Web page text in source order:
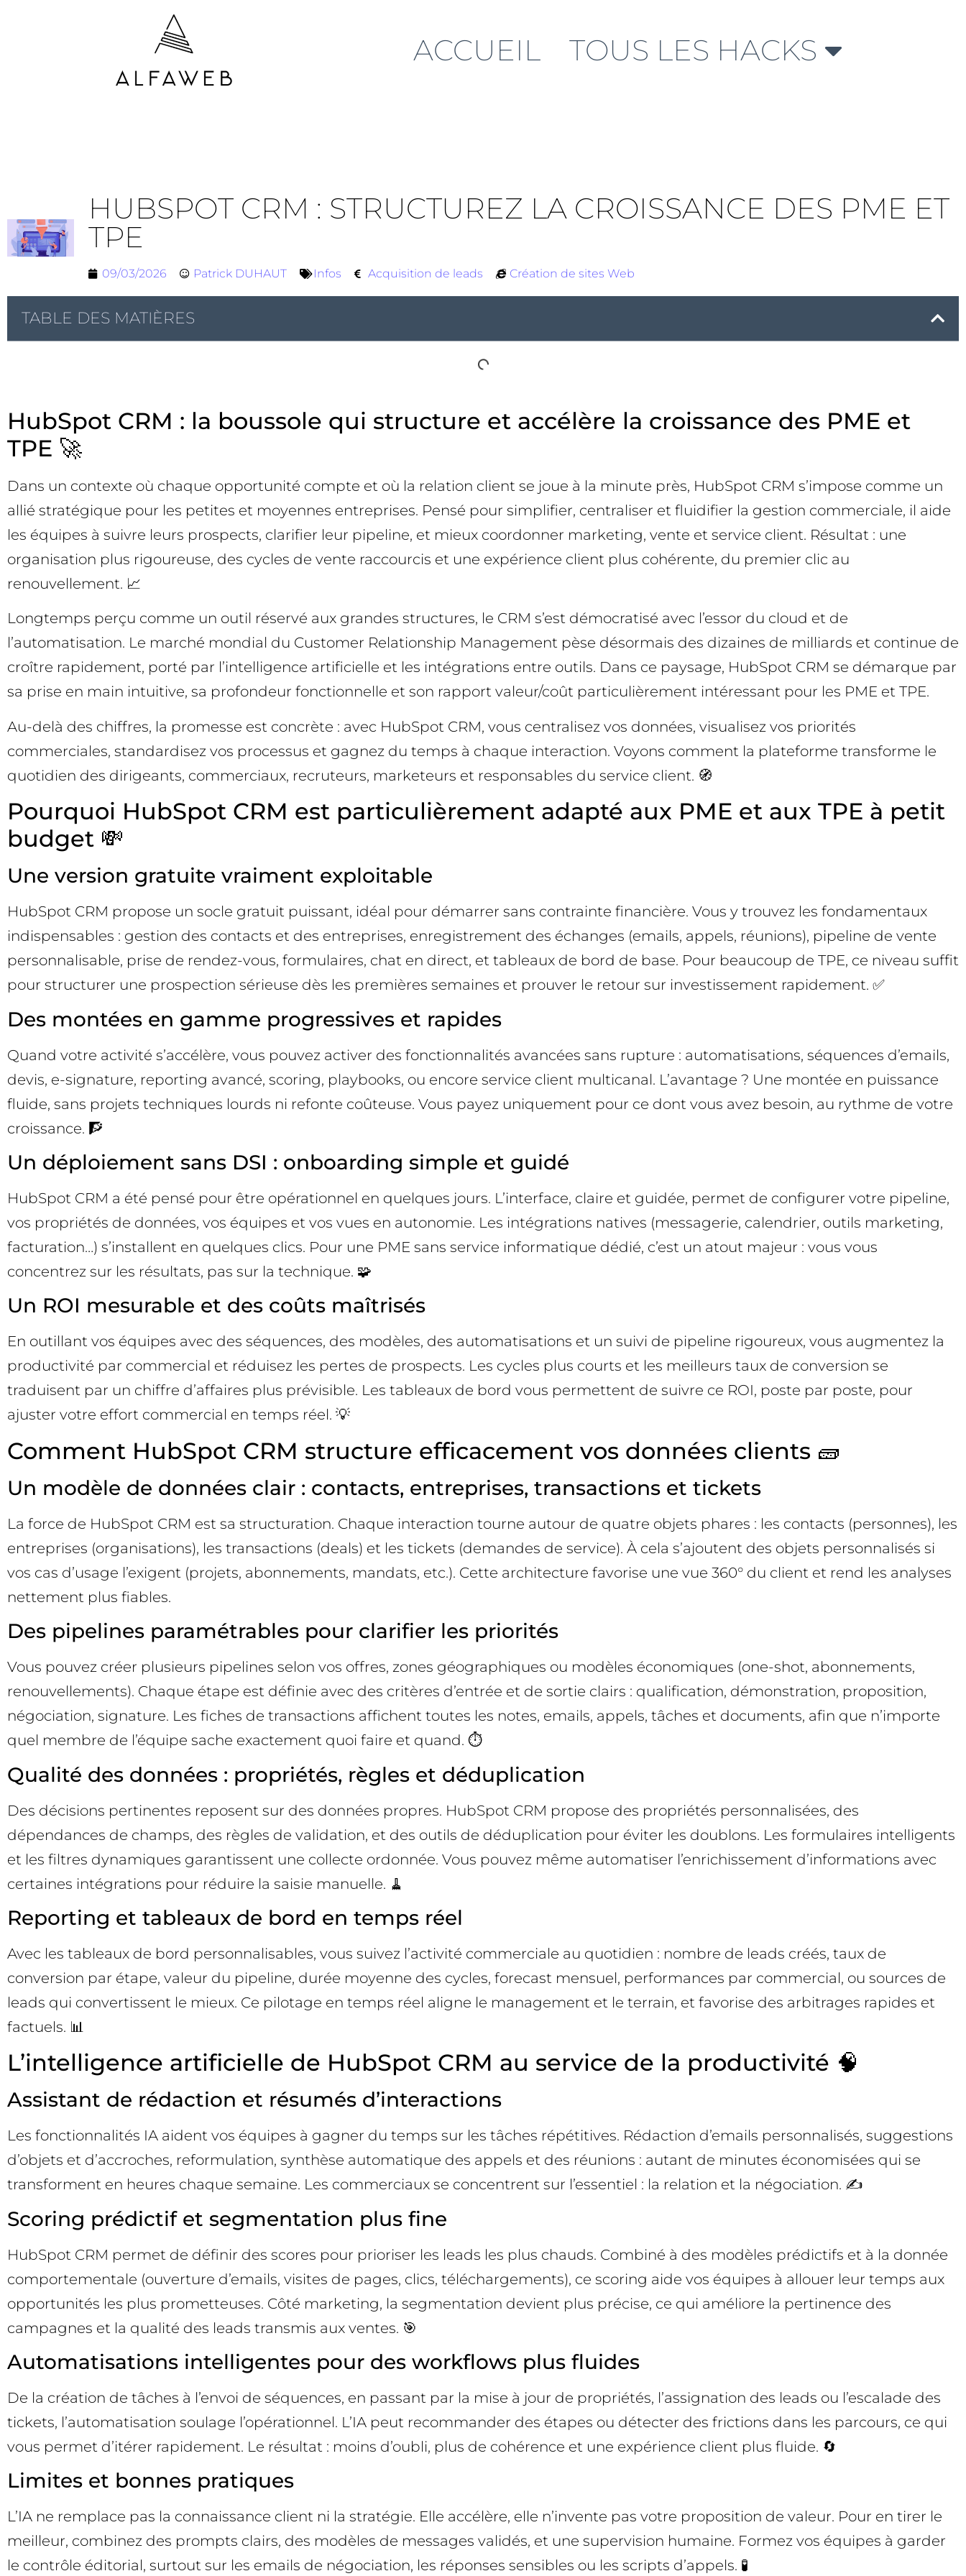
ACCUEIL TOUS LES HACKS
HUBSPOT CRM : STRUCTUREZ LA CROISSANCE DES PME ET
TPE
09/03/2026 Patrick DUHAUT Infos Acquisition de leads Création de sites Web
TABLE DES MATIÈRES
HubSpot CRM : la boussole qui structure et accélère la croissance des PME et
TPE 🚀
Dans un contexte où chaque opportunité compte et où la relation client se joue à la minute près, HubSpot CRM s’impose comme un
allié stratégique pour les petites et moyennes entreprises. Pensé pour simplifier, centraliser et fluidifier la gestion commerciale, il aide
les équipes à suivre leurs prospects, clarifier leur pipeline, et mieux coordonner marketing, vente et service client. Résultat : une
organisation plus rigoureuse, des cycles de vente raccourcis et une expérience client plus cohérente, du premier clic au
renouvellement. 📈
Longtemps perçu comme un outil réservé aux grandes structures, le CRM s’est démocratisé avec l’essor du cloud et de
l’automatisation. Le marché mondial du Customer Relationship Management pèse désormais des dizaines de milliards et continue de
croître rapidement, porté par l’intelligence artificielle et les intégrations entre outils. Dans ce paysage, HubSpot CRM se démarque par
sa prise en main intuitive, sa profondeur fonctionnelle et son rapport valeur/coût particulièrement intéressant pour les PME et TPE.
Au-delà des chiffres, la promesse est concrète : avec HubSpot CRM, vous centralisez vos données, visualisez vos priorités
commerciales, standardisez vos processus et gagnez du temps à chaque interaction. Voyons comment la plateforme transforme le
quotidien des dirigeants, commerciaux, recruteurs, marketeurs et responsables du service client. 🧭
Pourquoi HubSpot CRM est particulièrement adapté aux PME et aux TPE à petit
budget 💸
Une version gratuite vraiment exploitable
HubSpot CRM propose un socle gratuit puissant, idéal pour démarrer sans contrainte financière. Vous y trouvez les fondamentaux
indispensables : gestion des contacts et des entreprises, enregistrement des échanges (emails, appels, réunions), pipeline de vente
personnalisable, prise de rendez-vous, formulaires, chat en direct, et tableaux de bord de base. Pour beaucoup de TPE, ce niveau suffit
pour structurer une prospection sérieuse dès les premières semaines et prouver le retour sur investissement rapidement. ✅
Des montées en gamme progressives et rapides
Quand votre activité s’accélère, vous pouvez activer des fonctionnalités avancées sans rupture : automatisations, séquences d’emails,
devis, e-signature, reporting avancé, scoring, playbooks, ou encore service client multicanal. L’avantage ? Une montée en puissance
fluide, sans projets techniques lourds ni refonte coûteuse. Vous payez uniquement pour ce dont vous avez besoin, au rythme de votre
croissance. 🧗
Un déploiement sans DSI : onboarding simple et guidé
HubSpot CRM a été pensé pour être opérationnel en quelques jours. L’interface, claire et guidée, permet de configurer votre pipeline,
vos propriétés de données, vos équipes et vos vues en autonomie. Les intégrations natives (messagerie, calendrier, outils marketing,
facturation…) s’installent en quelques clics. Pour une PME sans service informatique dédié, c’est un atout majeur : vous vous
concentrez sur les résultats, pas sur la technique. 🧩
Un ROI mesurable et des coûts maîtrisés
En outillant vos équipes avec des séquences, des modèles, des automatisations et un suivi de pipeline rigoureux, vous augmentez la
productivité par commercial et réduisez les pertes de prospects. Les cycles plus courts et les meilleurs taux de conversion se
traduisent par un chiffre d’affaires plus prévisible. Les tableaux de bord vous permettent de suivre ce ROI, poste par poste, pour
ajuster votre effort commercial en temps réel. 💡
Comment HubSpot CRM structure efficacement vos données clients 🧱
Un modèle de données clair : contacts, entreprises, transactions et tickets
La force de HubSpot CRM est sa structuration. Chaque interaction tourne autour de quatre objets phares : les contacts (personnes), les
entreprises (organisations), les transactions (deals) et les tickets (demandes de service). À cela s’ajoutent des objets personnalisés si
vos cas d’usage l’exigent (projets, abonnements, mandats, etc.). Cette architecture favorise une vue 360° du client et rend les analyses
nettement plus fiables.
Des pipelines paramétrables pour clarifier les priorités
Vous pouvez créer plusieurs pipelines selon vos offres, zones géographiques ou modèles économiques (one-shot, abonnements,
renouvellements). Chaque étape est définie avec des critères d’entrée et de sortie clairs : qualification, démonstration, proposition,
négociation, signature. Les fiches de transactions affichent toutes les notes, emails, appels, tâches et documents, afin que n’importe
quel membre de l’équipe sache exactement quoi faire et quand. ⏱️
Qualité des données : propriétés, règles et déduplication
Des décisions pertinentes reposent sur des données propres. HubSpot CRM propose des propriétés personnalisées, des
dépendances de champs, des règles de validation, et des outils de déduplication pour éviter les doublons. Les formulaires intelligents
et les filtres dynamiques garantissent une collecte ordonnée. Vous pouvez même automatiser l’enrichissement d’informations avec
certaines intégrations pour réduire la saisie manuelle. 🧹
Reporting et tableaux de bord en temps réel
Avec les tableaux de bord personnalisables, vous suivez l’activité commerciale au quotidien : nombre de leads créés, taux de
conversion par étape, valeur du pipeline, durée moyenne des cycles, forecast mensuel, performances par commercial, ou sources de
leads qui convertissent le mieux. Ce pilotage en temps réel aligne le management et le terrain, et favorise des arbitrages rapides et
factuels. 📊
L’intelligence artificielle de HubSpot CRM au service de la productivité 🧠
Assistant de rédaction et résumés d’interactions
Les fonctionnalités IA aident vos équipes à gagner du temps sur les tâches répétitives. Rédaction d’emails personnalisés, suggestions
d’objets et d’accroches, reformulation, synthèse automatique des appels et des réunions : autant de minutes économisées qui se
transforment en heures chaque semaine. Les commerciaux se concentrent sur l’essentiel : la relation et la négociation. ✍️
Scoring prédictif et segmentation plus fine
HubSpot CRM permet de définir des scores pour prioriser les leads les plus chauds. Combiné à des modèles prédictifs et à la donnée
comportementale (ouverture d’emails, visites de pages, clics, téléchargements), ce scoring aide vos équipes à allouer leur temps aux
opportunités les plus prometteuses. Côté marketing, la segmentation devient plus précise, ce qui améliore la pertinence des
campagnes et la qualité des leads transmis aux ventes. 🎯
Automatisations intelligentes pour des workflows plus fluides
De la création de tâches à l’envoi de séquences, en passant par la mise à jour de propriétés, l’assignation des leads ou l’escalade des
tickets, l’automatisation soulage l’opérationnel. L’IA peut recommander des étapes ou détecter des frictions dans les parcours, ce qui
vous permet d’itérer rapidement. Le résultat : moins d’oubli, plus de cohérence et une expérience client plus fluide. 🔄
Limites et bonnes pratiques
L’IA ne remplace pas la connaissance client ni la stratégie. Elle accélère, elle n’invente pas votre proposition de valeur. Pour en tirer le
meilleur, combinez des prompts clairs, des modèles de messages validés, et une supervision humaine. Formez vos équipes à garder
le contrôle éditorial, surtout sur les emails de négociation, les réponses sensibles ou les scripts d’appels. 🧪